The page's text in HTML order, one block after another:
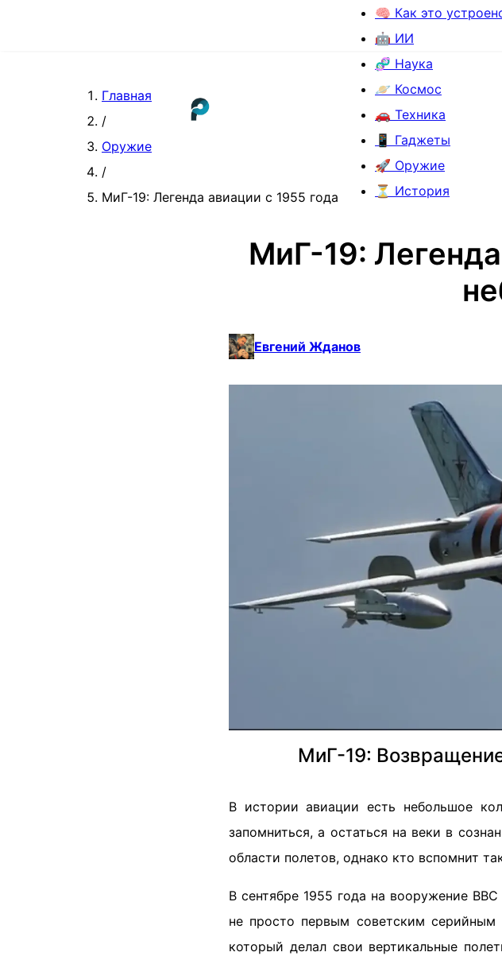
🧠 Как это
🤖 ИИ
🧬 Наука
🪐 Космос
🚗 Техника
📱 Гаджеты
🚀 Оружие
⏳ История
Главная
/
Оружие
/
МиГ-19: Легенда авиации с 1955 года
МиГ-19:
Евгений Жданов
МиГ-19:
В истории авиации есть небольшое
запомниться, а остаться на веки в
области полетов, однако кто вспомнит
В сентябре 1955 года на вооружение
не просто первым советским
который делал свои вертикальные